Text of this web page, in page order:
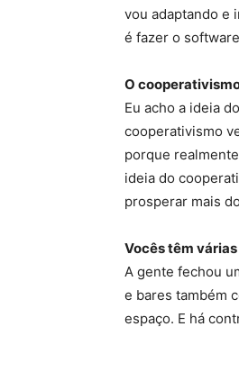
vou adaptando e
é fazer o
O
Eu acho a ideia
cooperativismo
porque
ideia do
prosperar mais
Vocês têm
A gente fechou
e bares também
espaço. E há